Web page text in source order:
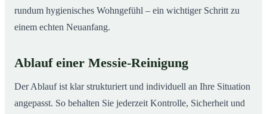
rundum hygienisches Wohngefühl – ein wichtiger Schritt zu
einem echten Neuanfang.
Ablauf einer Messie-Reinigung
Der Ablauf ist klar strukturiert und individuell an Ihre Situation
angepasst. So behalten Sie jederzeit Kontrolle, Sicherheit und